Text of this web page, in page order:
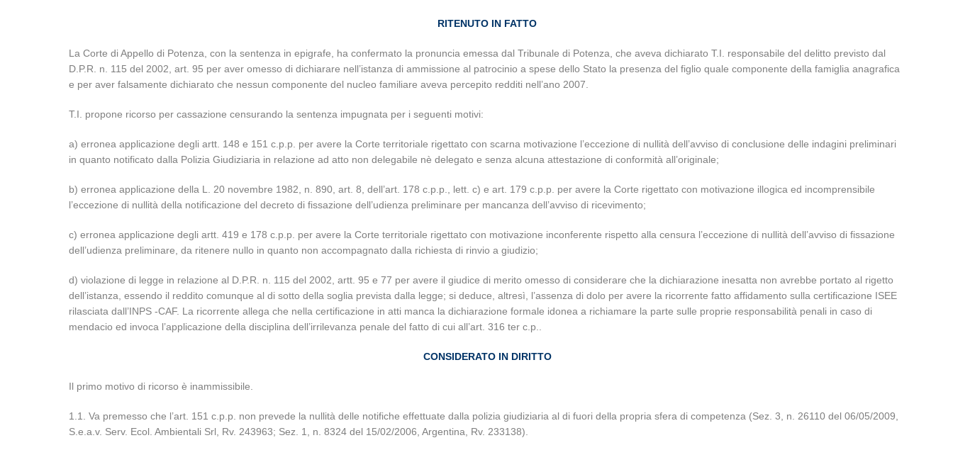
RITENUTO IN FATTO
La Corte di Appello di Potenza, con la sentenza in epigrafe, ha confermato la pronuncia emessa dal Tribunale di Potenza, che aveva dichiarato T.I. responsabile del delitto previsto dal
D.P.R. n. 115 del 2002, art. 95 per aver omesso di dichiarare nell’istanza di ammissione al patrocinio a spese dello Stato la presenza del figlio quale componente della famiglia anagrafica
e per aver falsamente dichiarato che nessun componente del nucleo familiare aveva percepito redditi nell’ano 2007.
T.I. propone ricorso per cassazione censurando la sentenza impugnata per i seguenti motivi:
a) erronea applicazione degli artt. 148 e 151 c.p.p. per avere la Corte territoriale rigettato con scarna motivazione l’eccezione di nullità dell’avviso di conclusione delle indagini preliminari
in quanto notificato dalla Polizia Giudiziaria in relazione ad atto non delegabile nè delegato e senza alcuna attestazione di conformità all’originale;
b) erronea applicazione della L. 20 novembre 1982, n. 890, art. 8, dell’art. 178 c.p.p., lett. c) e art. 179 c.p.p. per avere la Corte rigettato con motivazione illogica ed incomprensibile
l’eccezione di nullità della notificazione del decreto di fissazione dell’udienza preliminare per mancanza dell’avviso di ricevimento;
c) erronea applicazione degli artt. 419 e 178 c.p.p. per avere la Corte territoriale rigettato con motivazione inconferente rispetto alla censura l’eccezione di nullità dell’avviso di fissazione
dell’udienza preliminare, da ritenere nullo in quanto non accompagnato dalla richiesta di rinvio a giudizio;
d) violazione di legge in relazione al D.P.R. n. 115 del 2002, artt. 95 e 77 per avere il giudice di merito omesso di considerare che la dichiarazione inesatta non avrebbe portato al rigetto
dell’istanza, essendo il reddito comunque al di sotto della soglia prevista dalla legge; si deduce, altresì, l’assenza di dolo per avere la ricorrente fatto affidamento sulla certificazione ISEE
rilasciata dall’INPS -CAF. La ricorrente allega che nella certificazione in atti manca la dichiarazione formale idonea a richiamare la parte sulle proprie responsabilità penali in caso di
mendacio ed invoca l’applicazione della disciplina dell’irrilevanza penale del fatto di cui all’art. 316 ter c.p..
CONSIDERATO IN DIRITTO
Il primo motivo di ricorso è inammissibile.
1.1. Va premesso che l’art. 151 c.p.p. non prevede la nullità delle notifiche effettuate dalla polizia giudiziaria al di fuori della propria sfera di competenza (Sez. 3, n. 26110 del 06/05/2009,
S.e.a.v. Serv. Ecol. Ambientali Srl, Rv. 243963; Sez. 1, n. 8324 del 15/02/2006, Argentina, Rv. 233138).